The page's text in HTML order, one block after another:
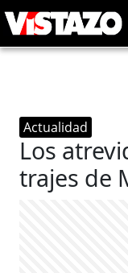
Actualidad
Los
trajes de